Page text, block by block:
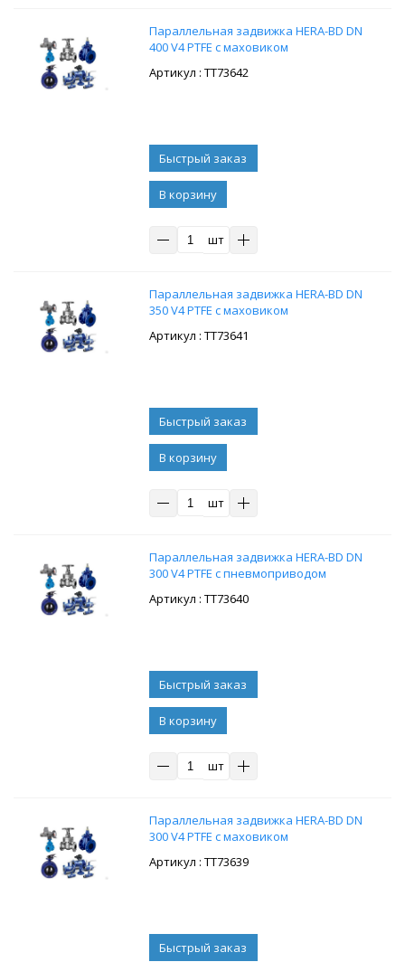
Параллельная задвижка HERA-BD DN
400 V4 PTFE с маховиком
: ТТ73642
В корзину
шт
Параллельная задвижка HERA-BD DN
350 V4 PTFE с маховиком
: ТТ73641
В корзину
шт
Параллельная задвижка HERA-BD DN
300 V4 PTFE с пневмоприводом
: ТТ73640
В корзину
шт
Параллельная задвижка HERA-BD DN
300 V4 PTFE с маховиком
: ТТ73639